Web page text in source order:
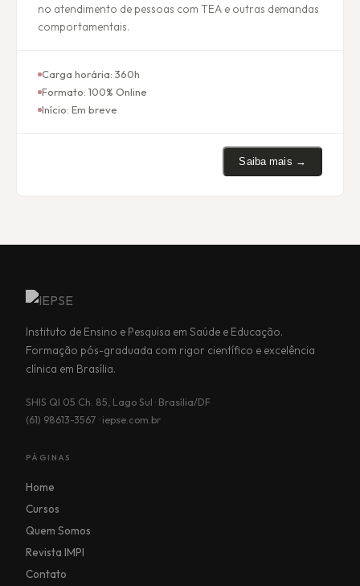
no atendimento de pessoas com TEA e outras demandas
comportamentais.
Carga horária: 360h
Formato: 100% Online
Início: Em breve
Saiba mais →
Instituto de Ensino e Pesquisa em Saúde e Educação.
Formação pós-graduada com rigor científico e excelência
clínica em Brasília.
SHIS QI 05 Ch. 85, Lago Sul · Brasília/DF
(61) 98613-3567 · iepse.com.br
PÁGINAS
Home
Cursos
Quem Somos
Revista IMPI
Contato